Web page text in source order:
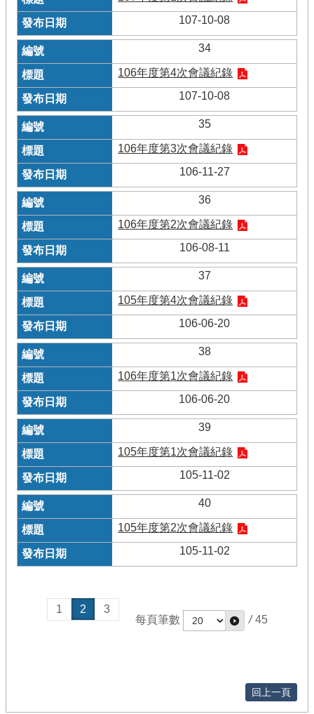
107-10-08
34
106年度第4次會議紀錄
107-10-08
35
106年度第3次會議紀錄
106-11-27
36
106年度第2次會議紀錄
106-08-11
37
105年度第4次會議紀錄
106-06-20
38
106年度第1次會議紀錄
106-06-20
39
105年度第1次會議紀錄
105-11-02
40
105年度第2次會議紀錄
105-11-02
1 2
3
每頁筆數
/ 45
回上一頁